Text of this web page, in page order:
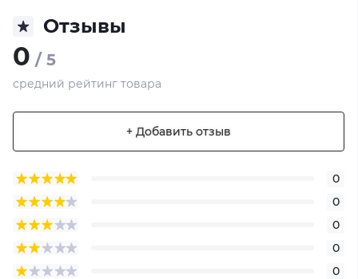
Отзывы
0 / 5
средний рейтинг товара
+ Добавить отзыв
0
0
0
0
0